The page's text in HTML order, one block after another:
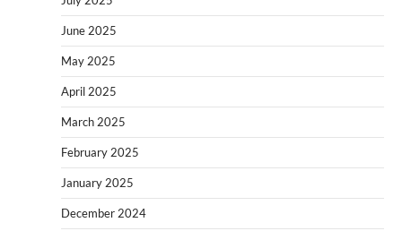
June 2025
May 2025
April 2025
March 2025
February 2025
January 2025
December 2024